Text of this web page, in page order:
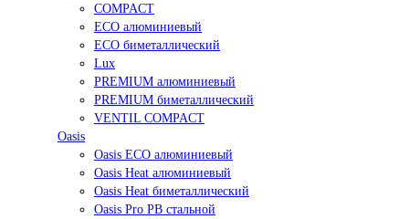
COMPACT
ECO алюминиевый
ECO биметаллический
Lux
PREMIUM алюминиевый
PREMIUM биметаллический
VENTIL COMPACT
Oasis
Oasis ECO алюминиевый
Oasis Heat алюминиевый
Oasis Heat биметаллический
Oasis Pro PB стальной